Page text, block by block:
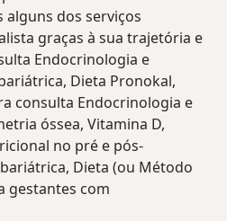
alguns dos serviços
graças à sua trajetória e
Endocrinologia e
Dieta Pronokal,
consulta Endocrinologia e
óssea, Vitamina D,
no pré e pós-
Dieta (ou Método
gestantes com